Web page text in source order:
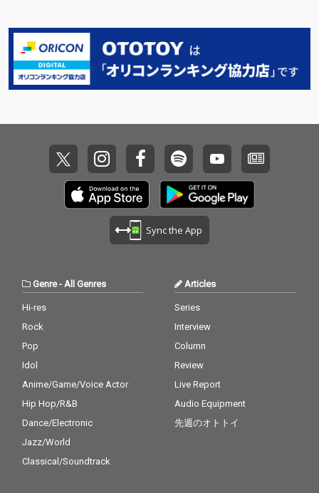
Sync the App
Genre- All Genres
Hi-res
Rock
Pop
Idol
Anime/Game/Voice Actor
Hip Hop/R&B
Dance/Electronic
Jazz/World
Classical/Soundtrack
Articles
Series
Interview
Column
Review
Live Report
Audio Equipment
先週のオトトイ